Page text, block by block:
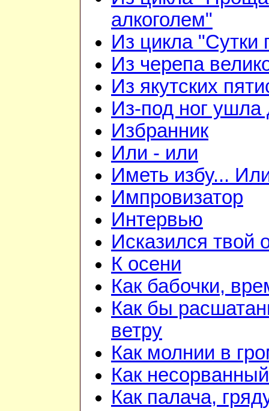
алкоголем"
Из цикла "Сутки
Из черепа
Из якутских
Из-под ног ушла
Избранник
Или - или
Иметь избу...
Импровизатор
Интервью
Исказился твой
К осени
Как бабочки,
Как бы
ветру
Как молнии в
Как
Как палача,